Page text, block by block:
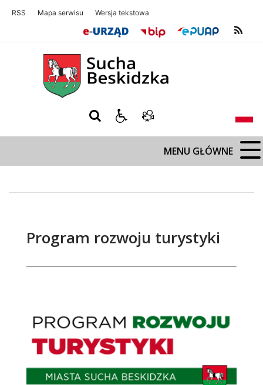
RSS Mapa serwisu Wersja tekstowa
Sucha Beskidzka
MENU GŁÓWNE
Program rozwoju turystyki